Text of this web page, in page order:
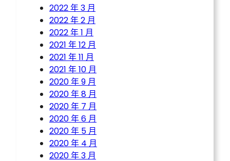
2022 年 3 月
2022 年 2 月
2022 年 1 月
2021 年 12 月
2021 年 11 月
2021 年 10 月
2020 年 9 月
2020 年 8 月
2020 年 7 月
2020 年 6 月
2020 年 5 月
2020 年 4 月
2020 年 3 月